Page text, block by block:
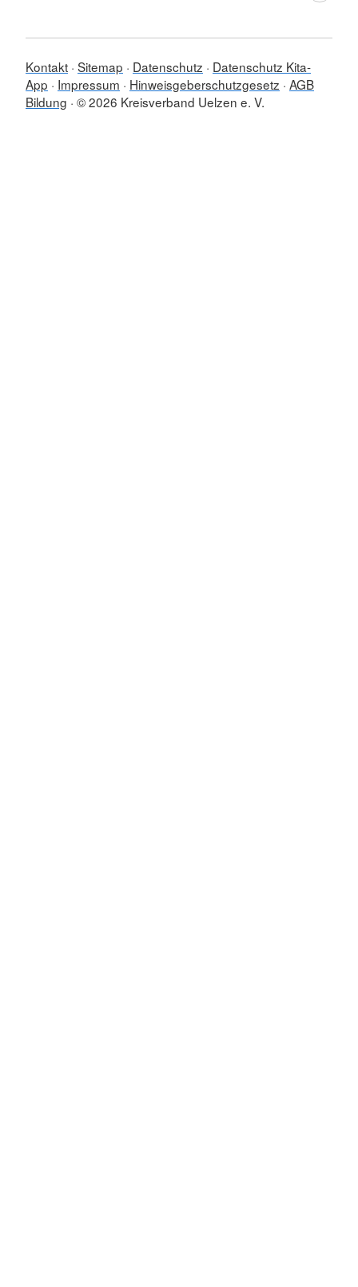
Kontakt Sitemap Datenschutz
Datenschutz Kita-
App
Impressum Hinweisgeberschutzgesetz AGB
Bildung © 2026 Kreisverband Uelzen e. V.